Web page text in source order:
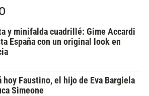
y minifalda cuadrillé: Gime Accardi
España con un original look en
hoy Faustino, el hijo de Eva Bargiela
Simeone